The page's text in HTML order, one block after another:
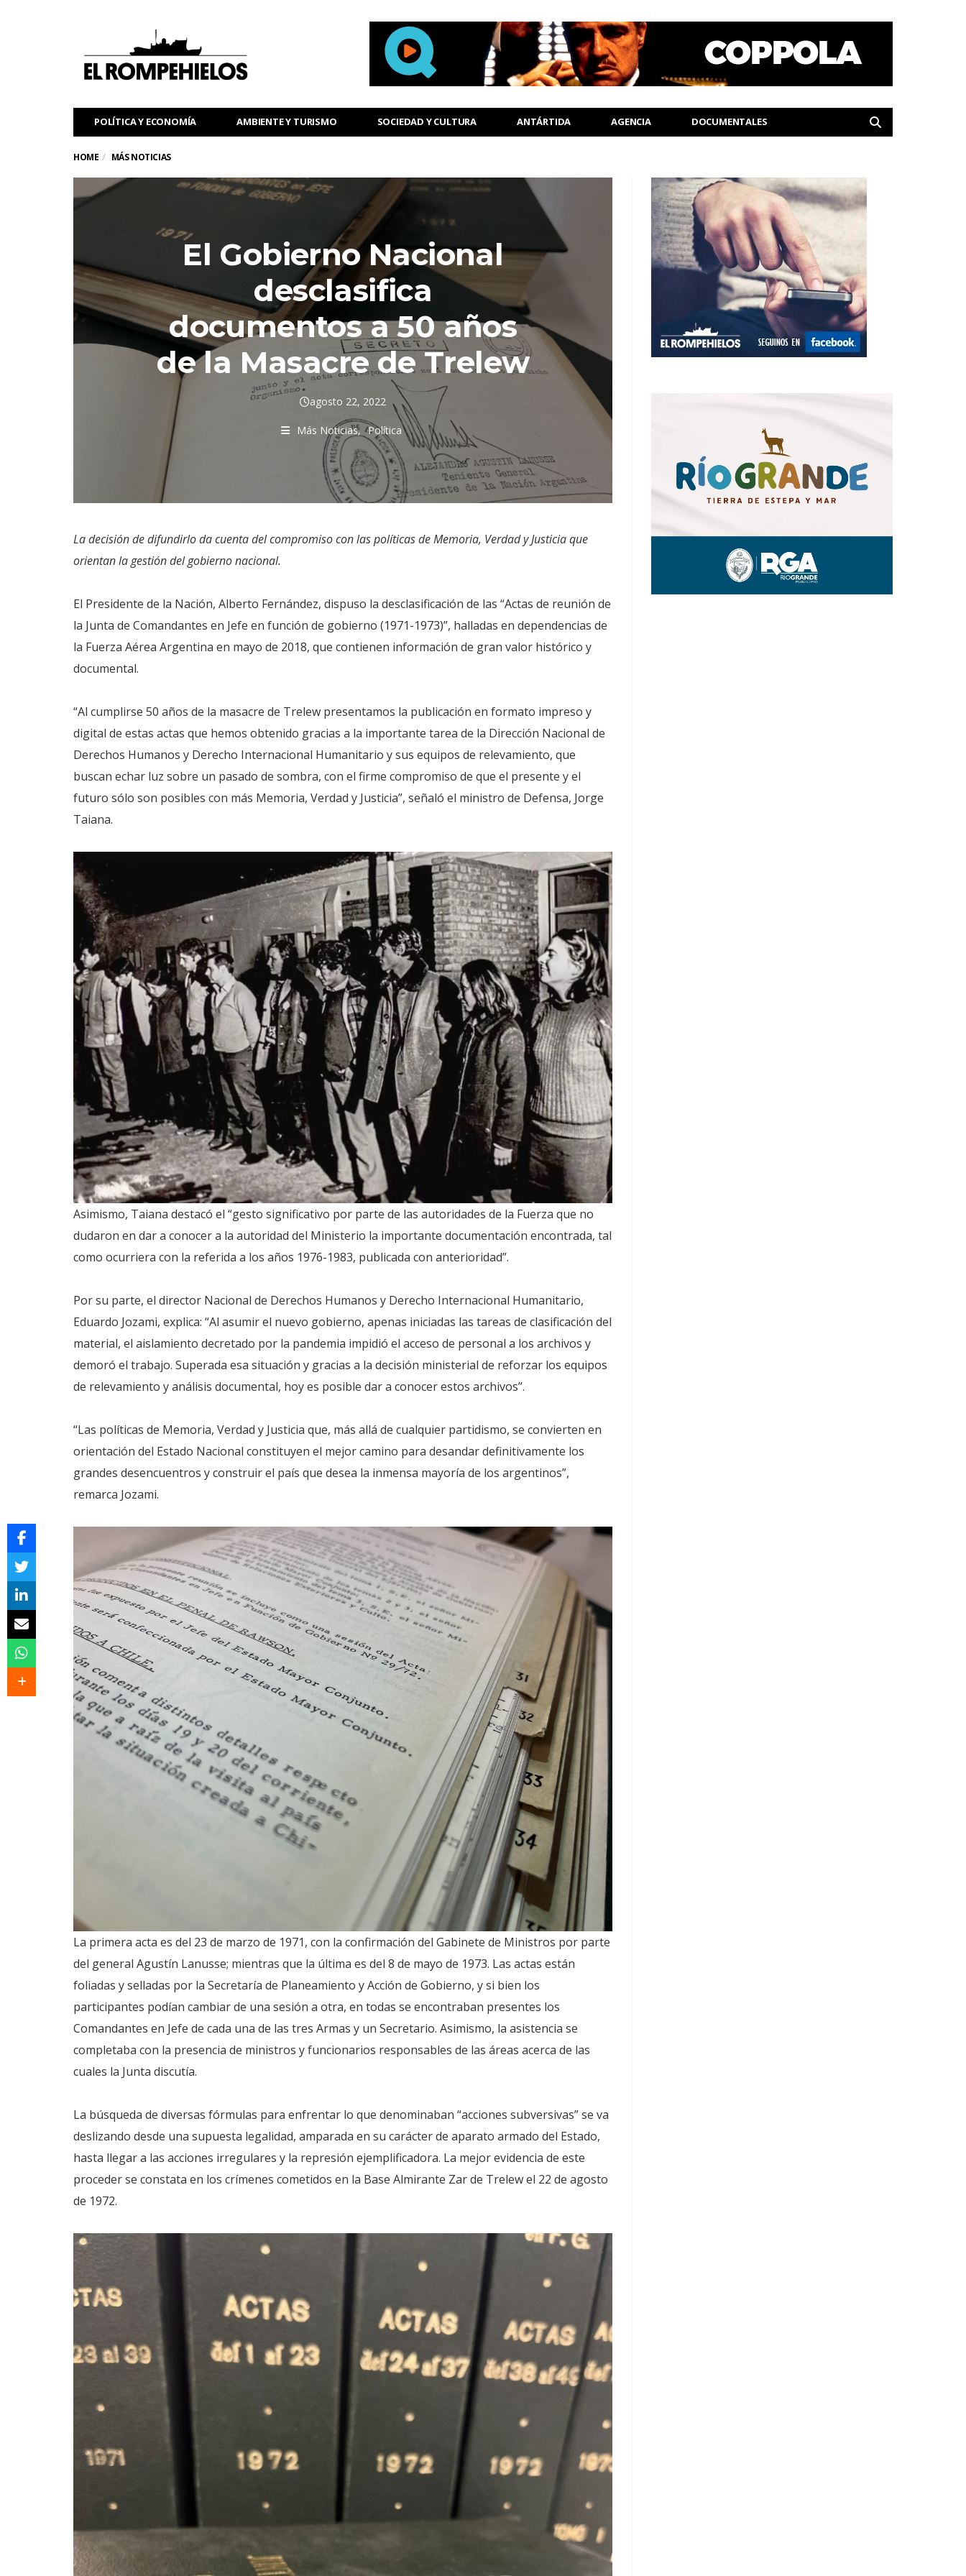
POLÍTICA Y ECONOMÍA AMBIENTE Y TURISMO SOCIEDAD Y CULTURA ANTÁRTIDA AGENCIA DOCUMENTALES
HOME MÁS NOTICIAS
El Gobierno Nacional
desclasifica
documentos a 50 años
de la Masacre de Trelew
agosto 22, 2022
Más Noticias Política
La decisión de difundirlo da cuenta del compromiso con las políticas de Memoria, Verdad y Justicia que
orientan la gestión del gobierno nacional.
El Presidente de la Nación, Alberto Fernández, dispuso la desclasificación de las “Actas de reunión de
la Junta de Comandantes en Jefe en función de gobierno (1971-1973)”, halladas en dependencias de
la Fuerza Aérea Argentina en mayo de 2018, que contienen información de gran valor histórico y
documental.
“Al cumplirse 50 años de la masacre de Trelew presentamos la publicación en formato impreso y
digital de estas actas que hemos obtenido gracias a la importante tarea de la Dirección Nacional de
Derechos Humanos y Derecho Internacional Humanitario y sus equipos de relevamiento, que
buscan echar luz sobre un pasado de sombra, con el firme compromiso de que el presente y el
futuro sólo son posibles con más Memoria, Verdad y Justicia”, señaló el ministro de Defensa, Jorge
Taiana.
Asimismo, Taiana destacó el “gesto significativo por parte de las autoridades de la Fuerza que no
dudaron en dar a conocer a la autoridad del Ministerio la importante documentación encontrada, tal
como ocurriera con la referida a los años 1976-1983, publicada con anterioridad”.
Por su parte, el director Nacional de Derechos Humanos y Derecho Internacional Humanitario,
Eduardo Jozami, explica: “Al asumir el nuevo gobierno, apenas iniciadas las tareas de clasificación del
material, el aislamiento decretado por la pandemia impidió el acceso de personal a los archivos y
demoró el trabajo. Superada esa situación y gracias a la decisión ministerial de reforzar los equipos
de relevamiento y análisis documental, hoy es posible dar a conocer estos archivos”.
“Las políticas de Memoria, Verdad y Justicia que, más allá de cualquier partidismo, se convierten en
orientación del Estado Nacional constituyen el mejor camino para desandar definitivamente los
grandes desencuentros y construir el país que desea la inmensa mayoría de los argentinos”,
remarca Jozami.
La primera acta es del 23 de marzo de 1971, con la confirmación del Gabinete de Ministros por parte
del general Agustín Lanusse; mientras que la última es del 8 de mayo de 1973. Las actas están
foliadas y selladas por la Secretaría de Planeamiento y Acción de Gobierno, y si bien los
participantes podían cambiar de una sesión a otra, en todas se encontraban presentes los
Comandantes en Jefe de cada una de las tres Armas y un Secretario. Asimismo, la asistencia se
completaba con la presencia de ministros y funcionarios responsables de las áreas acerca de las
cuales la Junta discutía.
La búsqueda de diversas fórmulas para enfrentar lo que denominaban “acciones subversivas” se va
deslizando desde una supuesta legalidad, amparada en su carácter de aparato armado del Estado,
hasta llegar a las acciones irregulares y la represión ejemplificadora. La mejor evidencia de este
proceder se constata en los crímenes cometidos en la Base Almirante Zar de Trelew el 22 de agosto
de 1972.